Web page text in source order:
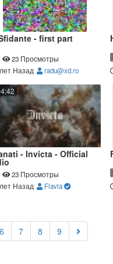
- first part
23 Просмотры
Назад
radu@xd.ro
- Invicta - Official
23 Просмотры
Назад
Flavia
6 7 8 9